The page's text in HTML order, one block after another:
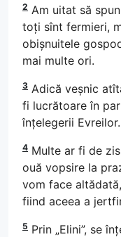
2 Am uitat să
toți sînt fermieri,
obișnuitele
mai multe ori.
3 Adică veșnic
fi lucrătoare în
înțelegerii Evreilor.
4 Multe ar fi de
ouă vopsire la
vom face
fiind aceea a
5 Prin „Elini”, se